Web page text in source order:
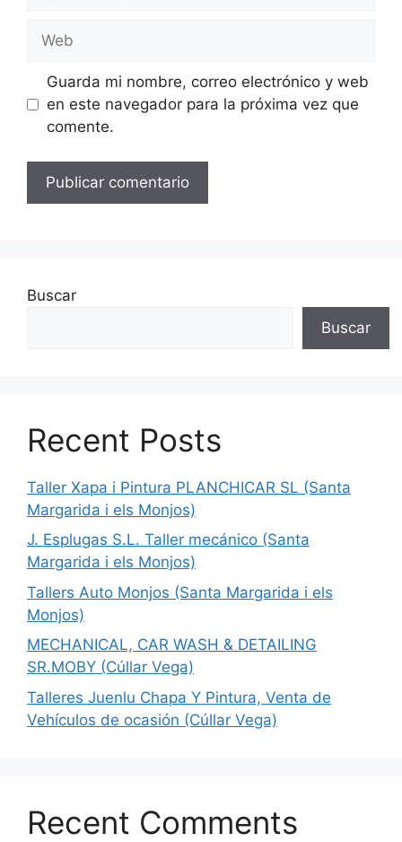
Web
Guarda mi nombre, correo electrónico y web
en este navegador para la próxima vez que
comente.
Buscar
Buscar
Recent Posts
Taller Xapa i Pintura PLANCHICAR SL (Santa
Margarida i els Monjos)
J. Esplugas S.L. Taller mecánico (Santa
Margarida i els Monjos)
Tallers Auto Monjos (Santa Margarida i els
Monjos)
MECHANICAL, CAR WASH & DETAILING
SR.MOBY (Cúllar Vega)
Talleres Juenlu Chapa Y Pintura, Venta de
Vehículos de ocasión (Cúllar Vega)
Recent Comments